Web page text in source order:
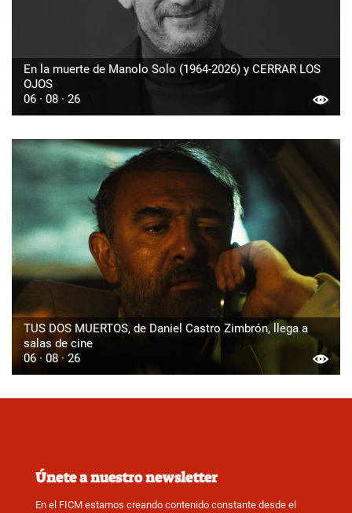
En la muerte de Manolo Solo (1964-2026) y CERRAR LOS
OJOS
06 · 08 · 26
TUS DOS MUERTOS, de Daniel Castro Zimbrón, llega a
salas de cine
06 · 08 · 26
Únete a nuestro newsletter
En el FICM estamos creando contenido constante desde el